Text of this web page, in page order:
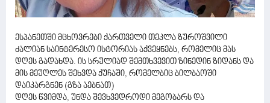
ესპანეთში მცხოვრები ქართველი თეკლა ზუროშვილი
ძალიან საინტერესო ისტორიას აქვეყნებს, რომელიც მას
დღეს გადახდა. ის სრულიად შემთხვევით ზინედინ ზიდანს და
მის მეუღლეს შეხვდა ქუჩაში, რომელბიც ბილბაოში
დაიკარგნენ (გზა აებნათ)
დღეს წვიმდა, უნდა შევხვედროდი მეგობარს და